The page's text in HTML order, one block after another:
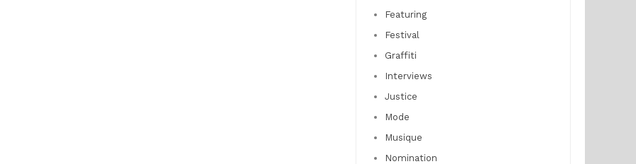
Featuring
Festival
Graffiti
Interviews
Justice
Mode
Musique
Nomination